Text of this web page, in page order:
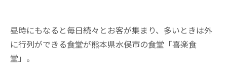
昼時にもなると毎日続々とお客が集まり、多いときは外
に行列ができる食堂が熊本県水俣市の食堂「喜楽食
堂」。